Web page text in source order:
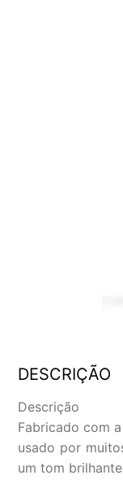
DESCRIÇÃO
Descrição
Fabricado com
usado por
um tom